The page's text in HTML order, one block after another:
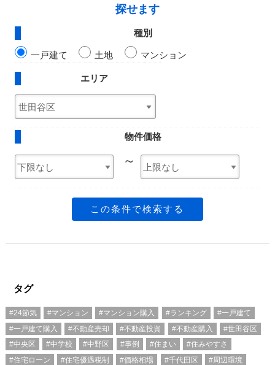
探せます
種別
一戸建て 土地 マンション
エリア
物件価格
～
この条件で検索する
タグ
#24節気 #マンション #マンション購入 #ランキング
#一戸建て
#一戸建て購入
#不動産売却 #不動産投資 #不動産購入
#世田谷区
#中央区
#中学校 #中野区 #事例 #住まい
#住みやすさ
#住宅ローン
#住宅優遇税制 #価格相場 #千代田区
#周辺環境